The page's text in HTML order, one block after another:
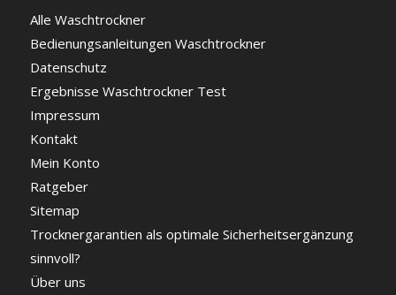
Alle Waschtrockner
Bedienungsanleitungen Waschtrockner
Datenschutz
Ergebnisse Waschtrockner Test
Impressum
Kontakt
Mein Konto
Ratgeber
Sitemap
Trocknergarantien als optimale Sicherheitsergänzung
sinnvoll?
Über uns